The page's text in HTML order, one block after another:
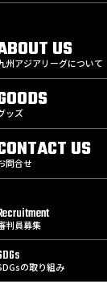
US
州アジアリーグについて
ッズ
US
問合せ
判員募集
の取り組み